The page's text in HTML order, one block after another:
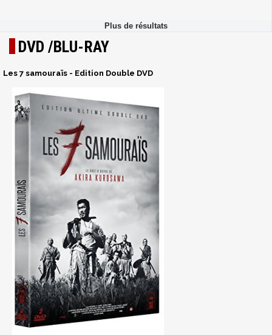
DVD /BLU-RAY
Les 7 samouraïs - Edition Double DVD